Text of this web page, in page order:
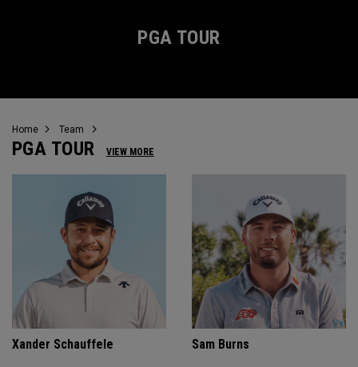
PGA TOUR
Home Team
PGA TOUR VIEW MORE
Xander Schauffele Sam Burns